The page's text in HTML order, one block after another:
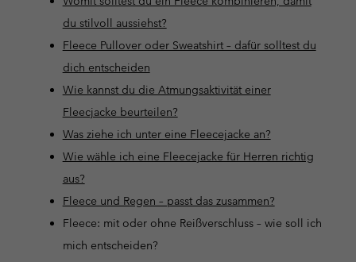
du stilvoll aussiehst?
Fleece Pullover oder Sweatshirt – dafür solltest du
dich entscheiden
Wie kannst du die Atmungsaktivität einer
Fleecjacke beurteilen?
Was ziehe ich unter eine Fleecejacke an?
Wie wähle ich eine Fleecejacke für Herren richtig
aus?
Fleece und Regen – passt das zusammen?
Fleece: mit oder ohne Reißverschluss – wie soll ich
mich entscheiden?